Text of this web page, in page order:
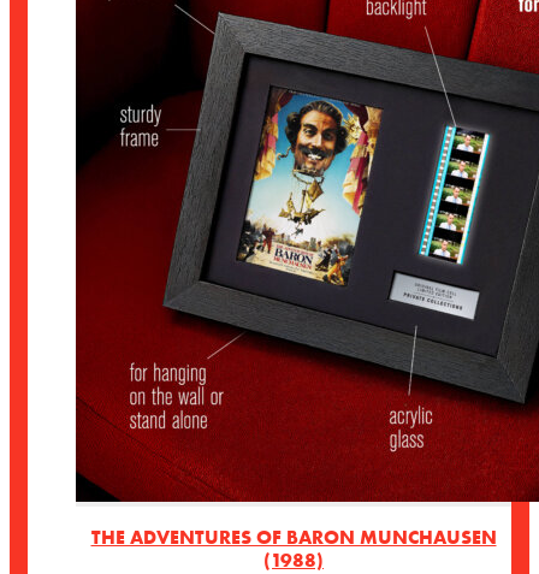
THE ADVENTURES OF BARON MUNCHAUSEN
(1988)